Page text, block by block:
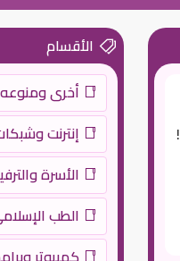
الأقسام
أخرى ومنوعه
إنترنت
الأسرة
الطب